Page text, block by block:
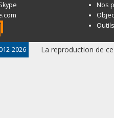
Nos
2026 La reproduction de